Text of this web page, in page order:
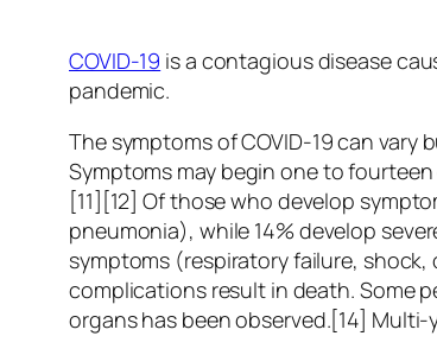
COVID-19 is a contagious disease
pandemic.
The symptoms of COVID‑19 can
Symptoms may begin one to
[11][12] Of those who develop
pneumonia), while 14% develop
symptoms (respiratory failure,
complications result in death. Some
organs has been observed.[14]